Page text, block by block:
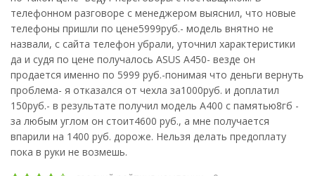
телефонном разговоре с менеджером выяснил, что новые
телефоны пришли по цене5999руб.- модель внятно не
назвали, с сайта телефон убрали, уточнил характеристики
да и судя по цене получалось ASUS A450- везде он
продается именно по 5999 руб.-понимая что деньги вернуть
проблема- я отказался от чехла за1000руб. и доплатил
150руб.- в результате получил модель A400 с памятью8гб -
за любым углом он стоит4600 руб., а мне получается
впарили на 1400 руб. дороже. Нельзя делать предоплату
пока в руки не возмешь.